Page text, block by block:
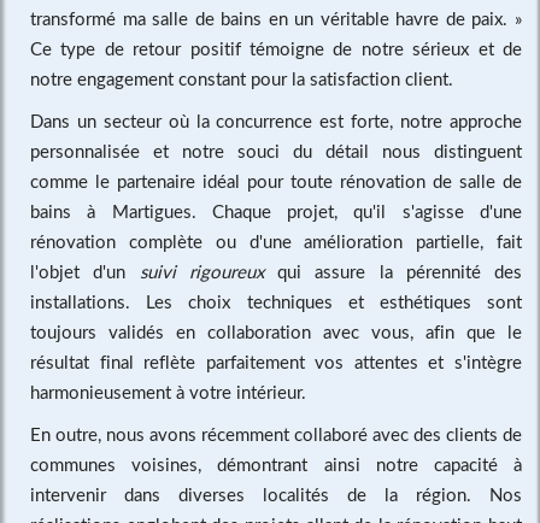
transformé ma salle de bains en un véritable havre de paix. »
Ce type de retour positif témoigne de notre sérieux et de
notre engagement constant pour la satisfaction client.
Dans un secteur où la concurrence est forte, notre approche
personnalisée et notre souci du détail nous distinguent
comme le partenaire idéal pour toute rénovation de salle de
bains à Martigues. Chaque projet, qu'il s'agisse d'une
rénovation complète ou d'une amélioration partielle, fait
l'objet d'un suivi rigoureuxqui assure la pérennité des
installations. Les choix techniques et esthétiques sont
toujours validés en collaboration avec vous, afin que le
résultat final reflète parfaitement vos attentes et s'intègre
harmonieusement à votre intérieur.
En outre, nous avons récemment collaboré avec des clients de
communes voisines, démontrant ainsi notre capacité à
intervenir dans diverses localités de la région. Nos